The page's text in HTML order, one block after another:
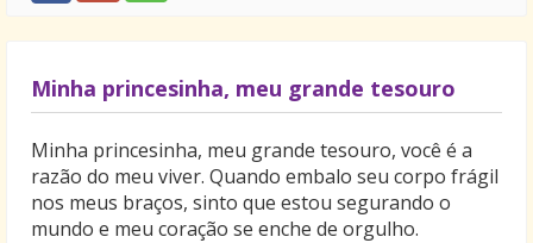
Minha princesinha, meu grande tesouro
Minha princesinha, meu grande tesouro, você é a
razão do meu viver. Quando embalo seu corpo frágil
nos meus braços, sinto que estou segurando o
mundo e meu coração se enche de orgulho.